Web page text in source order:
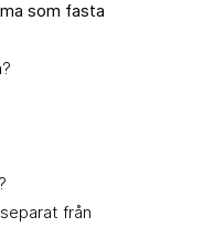
som fasta
från